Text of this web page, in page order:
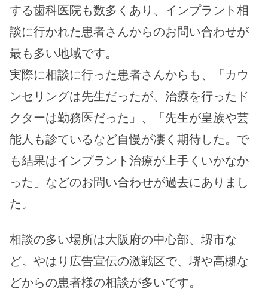
する歯科医院も数多くあり、インプラント相
談に行かれた患者さんからのお問い合わせが
最も多い地域です。
実際に相談に行った患者さんからも、「カウ
ンセリングは先生だったが、治療を行ったド
クターは勤務医だった」、「先生が皇族や芸
能人も診ているなど自慢が凄く期待した。で
も結果はインプラント治療が上手くいかなか
った」などのお問い合わせが過去にありまし
た。
相談の多い場所は大阪府の中心部、堺市な
ど。やはり広告宣伝の激戦区で、堺や高槻な
どからの患者様の相談が多いです。